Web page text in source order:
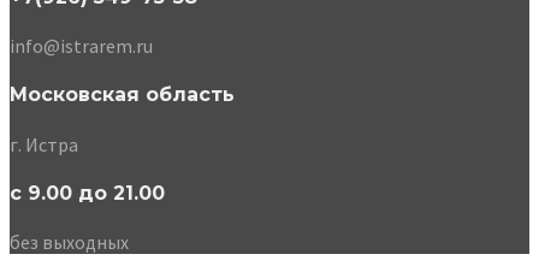
info@istrarem.ru
Московская область
г. Истра
с 9.00 до 21.00
без выходных